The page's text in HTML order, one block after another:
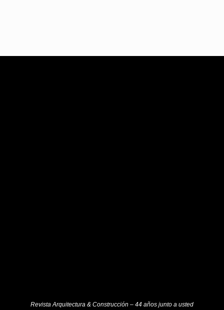
Revista Arquitectura & Construcción – 44 años junto a usted